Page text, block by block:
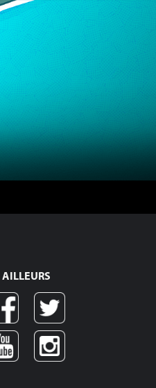
AILLEURS